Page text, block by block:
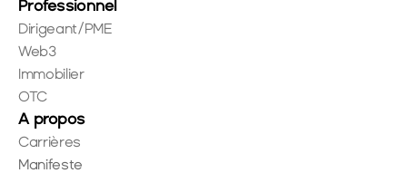
Professionnel
Dirigeant/PME
Web3
Immobilier
OTC
A propos
Carrières
Manifeste